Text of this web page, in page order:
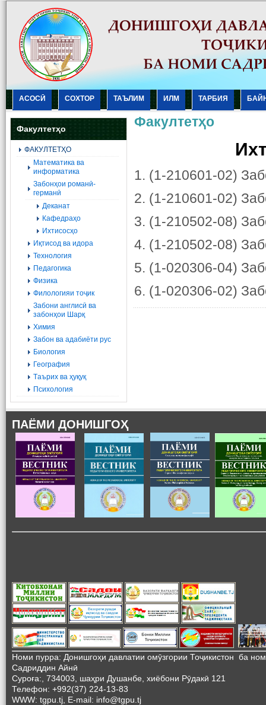
АСОСӢ СОХТОР ТАЪЛИМ ИЛМ ТАРБИЯ
Факултетҳо
ФАКУЛТЕТҲО
Mатематика ва
информатика
Забонҳои романӣ-
германӣ
Деканат
Кафедраҳо
Ихтисосҳо
Иқтисод ва идора
Технология
Педагогика
Физика
Филологияи тоҷик
Забони англисӣ ва
забонҳои Шарқ
Химия
Забон ва адабиёти рус
Биология
География
Tаърих ва ҳуқуқ
Психология
Факултетҳо
1. (1-210601-02)
2. (1-210601-02)
3. (1-210502-08)
4. (1-210502-08)
5. (1-020306-04)
6. (1-020306-02)
ПАЁМИ ДОНИШГОҲ
Номи пурра: Донишгоҳи давлатии омӯзгории Тоҷикистон ба
Садриддин Айнӣ
Суроға:, 734003, шаҳри Душанбе, хиёбони Рӯдакӣ 121
Телефон: +992(37) 224-13-83
WWW: tgpu.tj, E-mail: info@tgpu.tj